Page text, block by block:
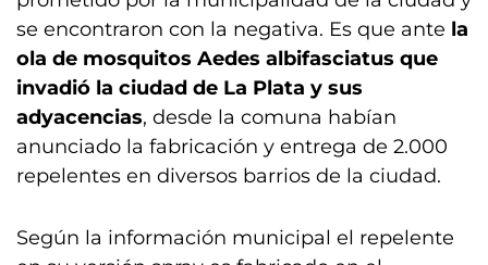
se encontraron con la negativa. Es que ante la
ola de mosquitos Aedes albifasciatus que
invadió la ciudad de La Plata y sus
adyacencias, desde la comuna habían
anunciado la fabricación y entrega de 2.000
repelentes en diversos barrios de la ciudad.
Según la información municipal el repelente